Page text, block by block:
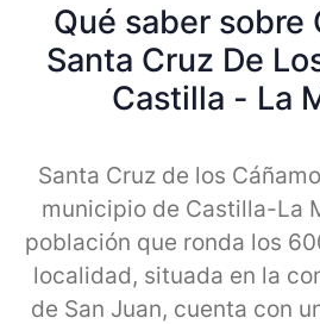
Qué saber sobre
Santa Cruz De
Castilla - La
Santa Cruz de los
municipio de Castilla-La
población que ronda los
localidad, situada en la
de San Juan, cuenta con